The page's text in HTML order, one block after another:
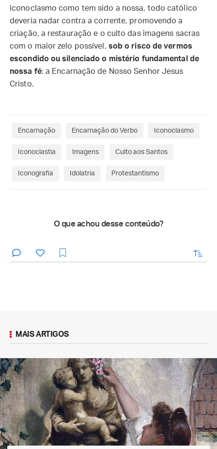
iconoclasmo como tem sido a nossa, todo católico
deveria nadar contra a corrente, promovendo a
criação, a restauração e o culto das imagens sacras
com o maior zelo possível, sob o risco de vermos
escondido ou silenciado o mistério fundamental de
nossa fé: a Encarnação de Nosso Senhor Jesus
Cristo.
Encarnação Encarnação do Verbo Iconoclasmo
Iconoclastia Imagens Culto aos Santos
Iconografia Idolatria Protestantismo
O que achou desse conteúdo?
enviar
MAIS ARTIGOS